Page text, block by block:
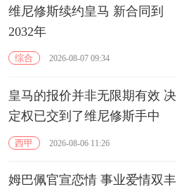
维尼修斯续约皇马 新合同到
2032年
综合 2026-08-07 09:34
皇马的报价并非无限期有效 决
定权已交到了维尼修斯手中
西甲 2026-08-06 11:26
姆巴佩官宣恋情 事业爱情双丰